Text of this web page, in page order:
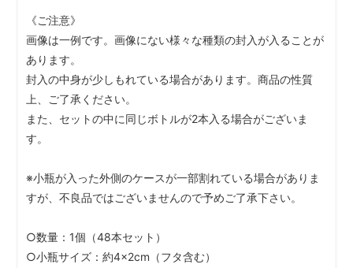
《ご注意》
画像は一例です。画像にない様々な種類の封入が入ることが
あります。
封入の中身が少しもれている場合があります。商品の性質
上、ご了承ください。
また、セットの中に同じボトルが2本入る場合がございま
す。
※小瓶が入った外側のケースが一部割れている場合がありま
すが、不良品ではございませんので予めご了承下さい。
○数量：1個（48本セット）
○小瓶サイズ：約4×2cm（フタ含む）